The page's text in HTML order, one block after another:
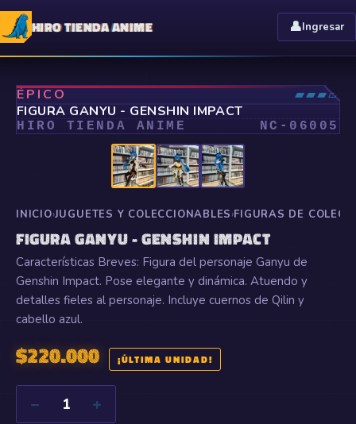
HIRO TIENDA ANIME 👤Ingresar
ÉPICO ▰▰▰▱
⤢
FIGURA GANYU - GENSHIN IMPACT
HIRO TIENDA ANIME NC- 06005
INICIO›JUGUETES Y COLECCIONABLES›FIGURAS DE
FIGURA GANYU - GENSHIN IMPACT
Características Breves: Figura del personaje Ganyu de
Genshin Impact. Pose elegante y dinámica. Atuendo y
detalles fieles al personaje. Incluye cuernos de Qilin y
cabello azul.
$220.000 ¡ÚLTIMA UNIDAD!
− 1 +